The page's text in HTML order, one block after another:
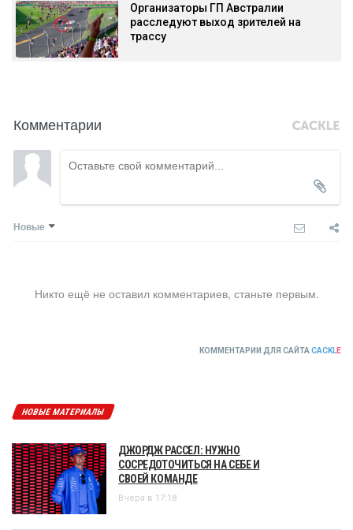
Организаторы ГП Австралии
расследуют выход зрителей на
трассу
Комментарии
Новые
Никто ещё не оставил комментариев, станьте первым.
КОММЕНТАРИИ ДЛЯ САЙТА CACKLE
НОВЫЕ МАТЕРИАЛЫ
ДЖОРДЖ РАССЕЛ: НУЖНО
СОСРЕДОТОЧИТЬСЯ НА СЕБЕ И
СВОЕЙ КОМАНДЕ
Вчера в 17:18